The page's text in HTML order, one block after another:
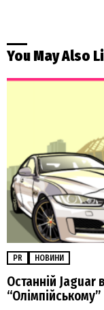
You May Also
PR НОВИНИ
Останній Jaguar
“Олімпійському”